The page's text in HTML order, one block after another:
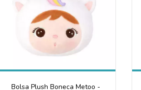
Bolsa Plush Boneca Metoo -